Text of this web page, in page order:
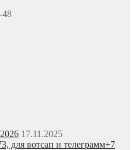
48
17.11.2025
для вотсап и телеграмм+7